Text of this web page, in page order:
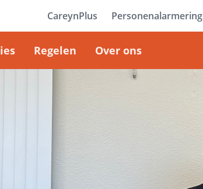
Regelen Over ons
CareynPlus Personenalarmering